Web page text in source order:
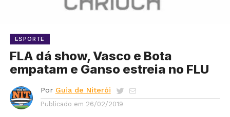
ESPORTE
FLA dá show, Vasco e Bota
empatam e Ganso estreia no FLU
Por Guia de Niterói
Publicado em 26/02/2019